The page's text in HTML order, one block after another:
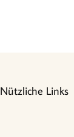
Nützliche Links